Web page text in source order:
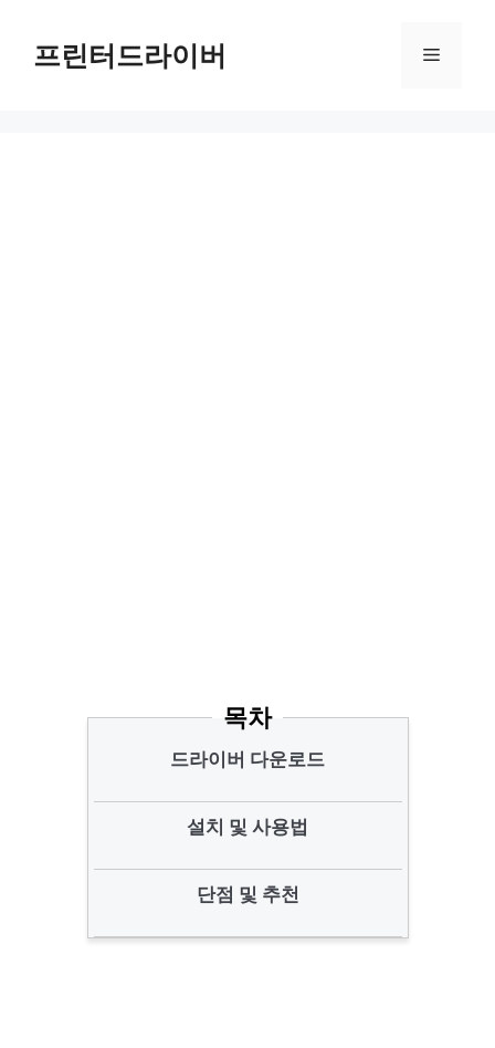
content프린터드라이버 Menu
목차
드라이버 다운로드
설치 및 사용법
단점 및 추천